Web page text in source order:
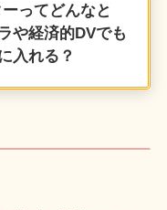
ってどんなと
や経済的DVでも
入れる？